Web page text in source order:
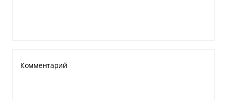
Комментарий